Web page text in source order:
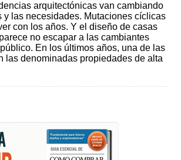
arquitectónicas van cambiando
y las necesidades. Mutaciones cíclicas
con los años. Y el diseño de casas
no escapar a las cambiantes
En los últimos años, una de las
las denominadas propiedades de alta